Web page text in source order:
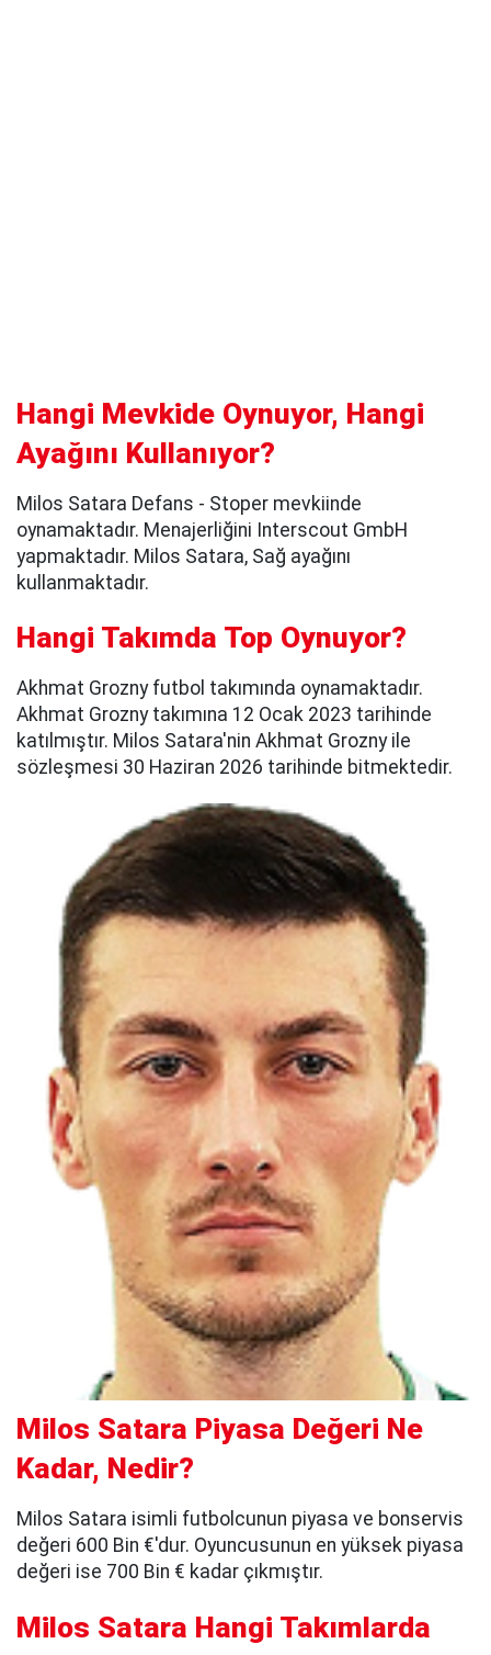
Hangi Mevkide Oynuyor, Hangi
Ayağını Kullanıyor?
Milos Satara Defans - Stoper mevkiinde
oynamaktadır. Menajerliğini Interscout GmbH
yapmaktadır. Milos Satara, Sağ ayağını
kullanmaktadır.
Hangi Takımda Top Oynuyor?
Akhmat Grozny futbol takımında oynamaktadır.
Akhmat Grozny takımına 12 Ocak 2023 tarihinde
katılmıştır. Milos Satara'nin Akhmat Grozny ile
sözleşmesi 30 Haziran 2026 tarihinde bitmektedir.
Milos Satara Piyasa Değeri Ne
Kadar, Nedir?
Milos Satara isimli futbolcunun piyasa ve bonservis
değeri 600 Bin €'dur. Oyuncusunun en yüksek piyasa
değeri ise 700 Bin € kadar çıkmıştır.
Milos Satara Hangi Takımlarda